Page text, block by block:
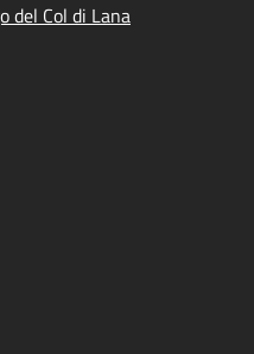
del Col di Lana